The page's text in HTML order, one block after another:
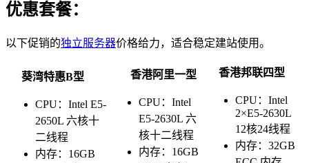
优惠套餐：
以下促销的独立服务器价格给力，适合稳定建站使用。
葵湾特惠B型
CPU：Intel E5-
2650L 六核十
二线程
内存：16GB
香港阿里一型
CPU：Intel
E5-2630L 六
核十二线程
内存：16GB
香港邦联四型
CPU： Intel
2×E5-2630L
12核24线程
内存：32GB